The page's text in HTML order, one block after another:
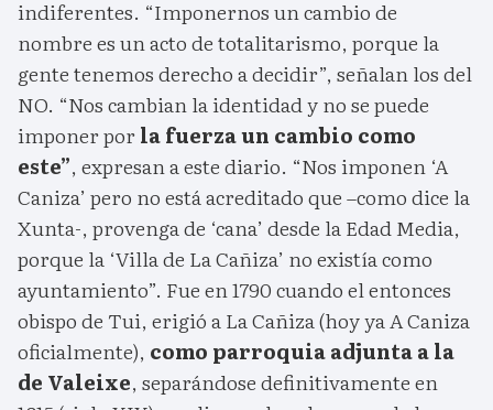
indiferentes. “Imponernos un cambio de
nombre es un acto de totalitarismo, porque la
gente tenemos derecho a decidir”, señalan los del
NO. “Nos cambian la identidad y no se puede
imponer porla fuerza un cambio como
este”, expresan a este diario. “Nos imponen ‘A
Caniza’ pero no está acreditado que –como dice la
Xunta-, provenga de ‘cana’ desde la Edad Media,
porque la ‘Villa de La Cañiza’ no existía como
ayuntamiento”. Fue en 1790 cuando el entonces
obispo de Tui, erigió a La Cañiza (hoy ya A Caniza
oficialmente), como parroquia adjunta a la
de Valeixe, separándose definitivamente en